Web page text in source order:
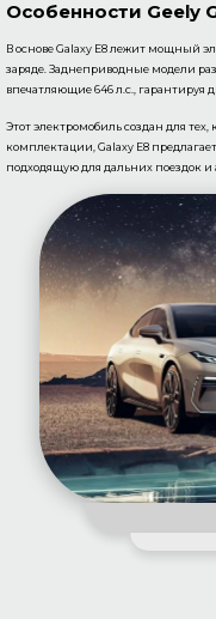
Особенности Geely
В основе Galaxy E8 лежит мощный
заряде. Заднеприводные модели
впечатляющие 646 л.с.,
Этот электромобиль создан для
комплектации, Galaxy E8
подходящую для дальних поездок и